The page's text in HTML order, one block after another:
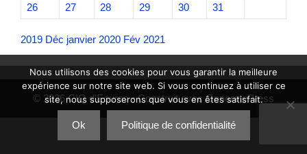
26
27 28 29 30 31
2019 Déc janvier 2020 Fév 2021
© 2026 CIQ d'Eoures• Construit avecGeneratePress
Nous utilisons des cookies pour vous garantir la meilleure
expérience sur notre site web. Si vous continuez à utiliser ce
site, nous supposerons que vous en êtes satisfait.
Ok Politique de confidentialité